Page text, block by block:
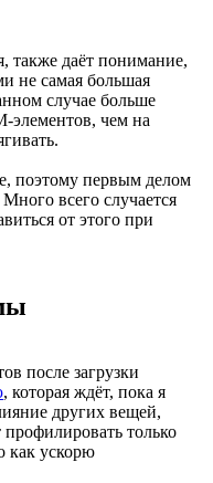
также даёт понимание,
не самая большая
случае больше
элементов, чем на
поэтому первым делом
всего случается
от этого при
после загрузки
, которая ждёт, пока я
других вещей,
профилировать только
как ускорю